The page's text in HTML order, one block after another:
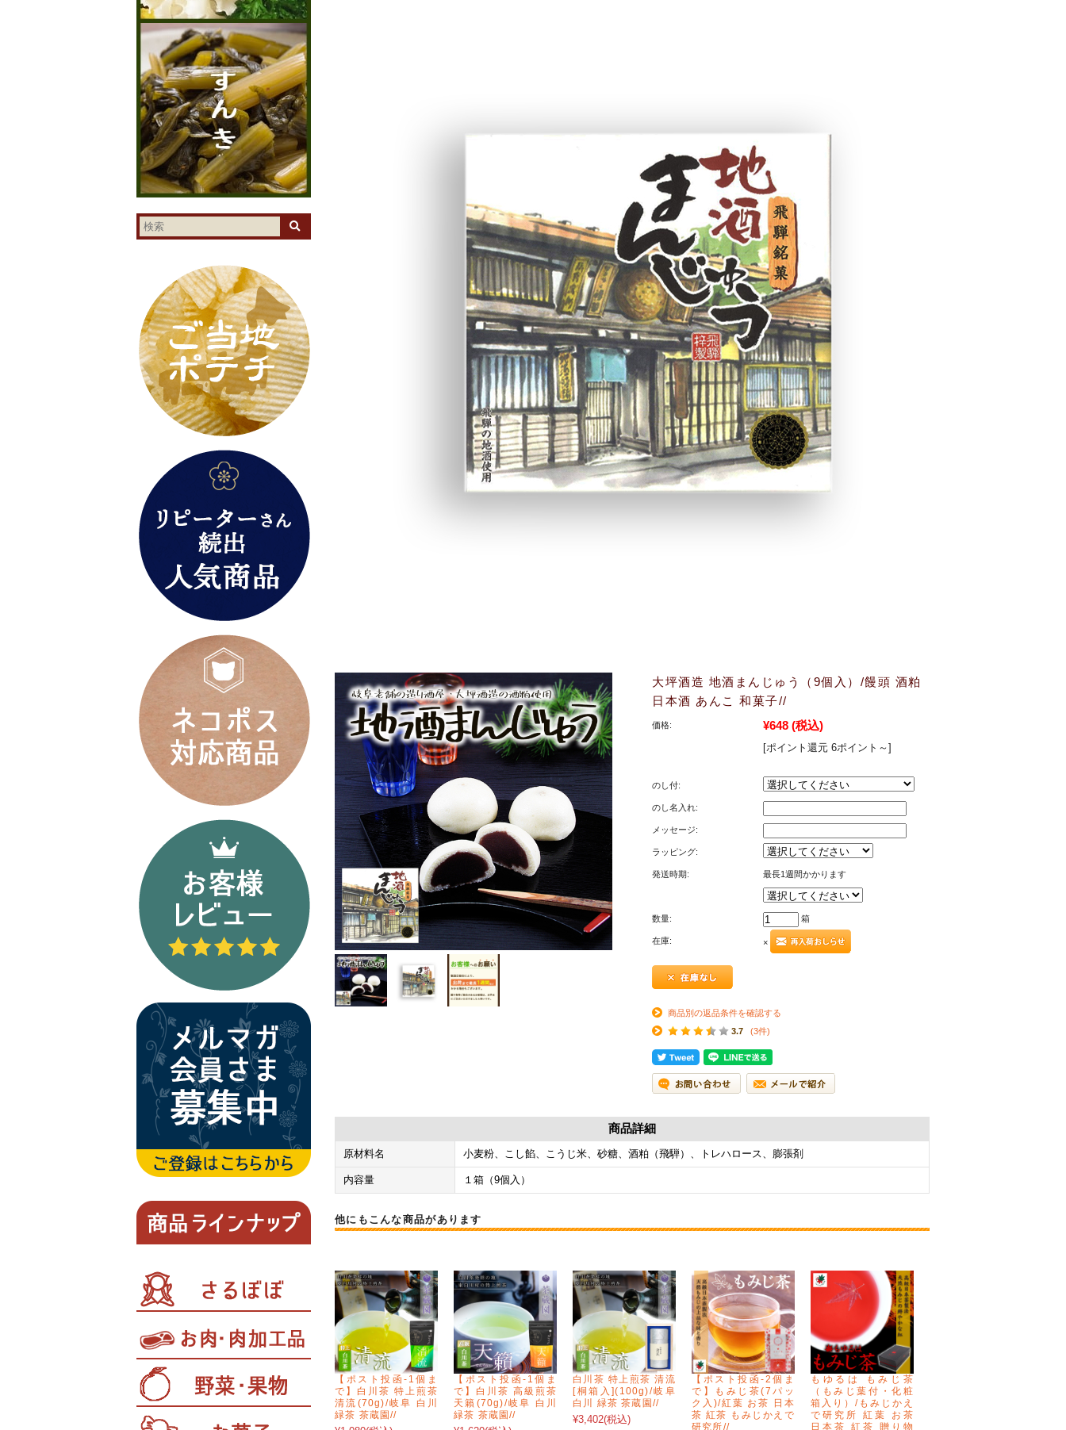
大坪酒造 地酒まんじゅう（9個入）/饅頭 酒粕
日本酒 あんこ 和菓子//
価格: ¥648 (税込)
[ポイント還元 6ポイント～]
のし付:
のし名入れ:
メッセージ:
ラッピング:
発送時期: 最長1週間かかります
数量: 箱
在庫: ×
商品別の返品条件を確認する
3.7
(3件)
商品詳細
原材料名 小麦粉、こし餡、こうじ米、砂糖、酒粕（飛騨）、トレハロース、膨張剤
内容量 １箱（9個入）
他にもこんな商品があります
【ポスト投函-1個ま
で】白川茶 特上煎茶
清流(70g)/岐阜 白川
緑茶 茶蔵園//
【ポスト投函-1個ま
で】白川茶 高級煎茶
天籟(70g)/岐阜 白川
緑茶 茶蔵園//
白川茶 特上煎茶 清流
[桐箱入](100g)/岐阜
白川 緑茶 茶蔵園//
¥3,402(税込)
【ポスト投函-2個ま
で】もみじ茶(7パッ
ク入)/紅葉 お茶 日本
茶 紅茶 もみじかえで
研究所//
もゆるは もみじ茶
（もみじ葉付・化粧
箱入り）/もみじかえ
で研究所 紅葉 お茶
日本茶 紅茶 贈り物